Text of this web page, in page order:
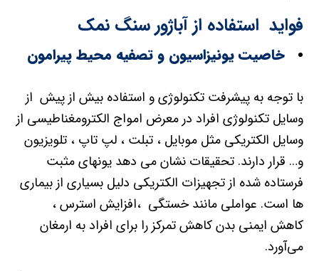
فواید استفاده از آباژور سنگ نمک
خاصیت یونیزاسیون و تصفیه محیط پیرامون
با توجه به پیشرفت تکنولوژی و استفاده بیش از پیش از
وسایل تکنولوژی افراد در معرض امواج الکترومغناطیسی از
وسایل الکتریکی مثل موبایل ، تبلت ، لپ تاپ ، تلویزیون
و… قرار دارند. تحقیقات نشان می دهد یونهای مثبت
فرستاده شده از تجهیزات الکتریکی دلیل بسیاری از بیماری
ها است. عواملی مانند خستگی ،افزایش استرس ،
کاهش ایمنی بدن کاهش تمرکز را برای افراد به ارمغان
می‌آورد.